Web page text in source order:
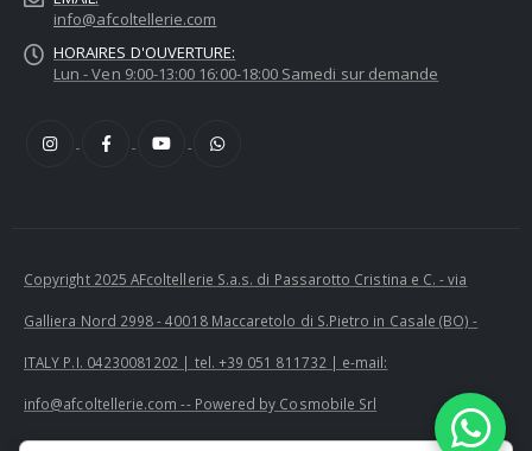
info@afcoltellerie.com
HORAIRES D'OUVERTURE:
Lun - Ven 9:00-13:00 16:00-18:00 Samedi sur demande
Copyright 2025 AFcoltellerie S.a.s. di Passarotto Cristina e C. - via
Galliera Nord 2998 - 40018 Maccaretolo di S.Pietro in Casale (BO) -
ITALY P.I. 04230081202 | tel. +39 051 811732 | e-mail:
info@afcoltellerie.com -- Powered by Cosmobile Srl